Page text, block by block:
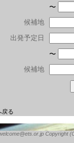
〜
候補地
出発予定日
〜
候補地
る
Copyright